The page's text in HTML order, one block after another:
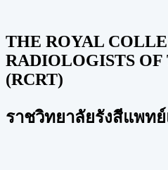
THE ROYAL
RADIOLOGISTS
(RCRT)
ราชวิทยาลัยรังสีแพท